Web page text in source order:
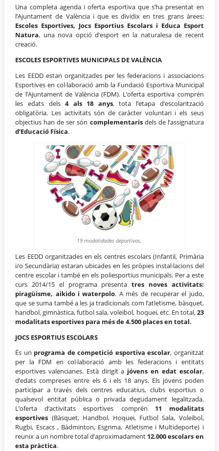
Una completa agenda i oferta esportiva que s’ha presentat en
l’Ajuntament de València i que es dividix en tres grans àrees:
Escoles Esportives, Jocs Esportius Escolars i Educa Esport
Natura, una nova opció d’esport en la naturalesa de recent
creació.
ESCOLES ESPORTIVES MUNICIPALS DE VALÈNCIA
Les EEDD estan organitzades per les federacions i associacions
Esportives en col·laboració amb la Fundació Esportiva Municipal
de l’Ajuntament de València (FDM). L’oferta esportiva comprén
les edats dels4 als 18 anys, tota l’etapa d’escolarització
obligatòria. Les activitats són de caràcter voluntari i els seus
objectius han de ser són complementarisdels de l’assignatura
d’Educació Física.
19 modalidades deportivas.
Les EEDD organitzades en els centres escolars (Infantil, Primària
i/o Secundària) estaran ubicades en les pròpies instal·lacions del
centre escolar i també en els poliesportius municipals. Per a este
curs 2014/15 el programa presentatres noves activitats:
piragüisme, aikido i waterpolo. A més de recuperar el judo,
que se suma també a les ja tradicionals com l’atletisme, bàsquet,
handbol, gimnàstica, futbol sala, voleibol, hoquei, etc. En total,23
modalitats esportives para més de 4.500 places en total.
JOCS ESPORTIUS ESCOLARS
És un programa de competició esportiva escolar, organitzat
per la FDM en col·laboració amb les federacions i entitats
esportives valencianes. Està dirigit a jóvens en edat escolar,
d’edats compreses entre els 6 i els 18 anys. Els jóvens poden
participar a través dels centres educatius, clubs esportius o
qualsevol entitat pública o privada degudament legalitzada.
L’oferta d’activitats esportives comprén 11 modalitats
esportives (Bàsquet, Handbol, Hoquei, Futbol Sala, Voleibol,
Rugbi, Escacs , Bàdminton, Esgrima, Atletisme i Multideporte) i
reunix a un nombre total d’aproximadament 12.000 escolars en
esta pràctica.